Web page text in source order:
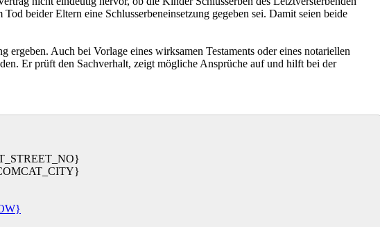
beider Eltern eine Schlusserbeneinsetzung gegeben sei. Damit seien beide
Auch bei Vorlage eines wirksamen Testaments oder eines notariellen
Er prüft den Sachverhalt, zeigt mögliche Ansprüche auf und hilft bei der